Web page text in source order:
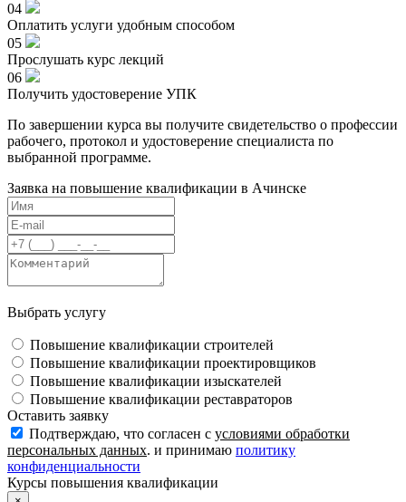
04
Оплатить услуги удобным способом
05
Прослушать курс лекций
06
Получить удостоверение УПК
По завершении курса вы получите свидетельство о профессии
рабочего, протокол и удостоверение специалиста по
выбранной программе.
Заявка на повышение квалификации в Ачинске
Выбрать услугу
Повышение квалификации строителей
Повышение квалификации проектировщиков
Повышение квалификации изыскателей
Повышение квалификации реставраторов
Оставить заявку
Подтверждаю, что согласен с условиями обработки
персональных данных. и принимаю политику
конфиденциальности
Курсы повышения квалификации